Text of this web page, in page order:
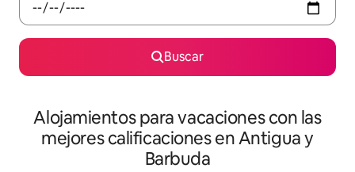
Buscar
Alojamientos para vacaciones con las
mejores calificaciones en Antigua y
Barbuda